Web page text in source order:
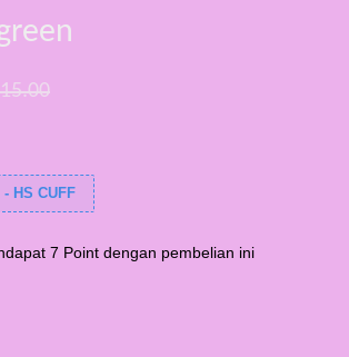
HS CUFF
7 Point dengan pembelian ini